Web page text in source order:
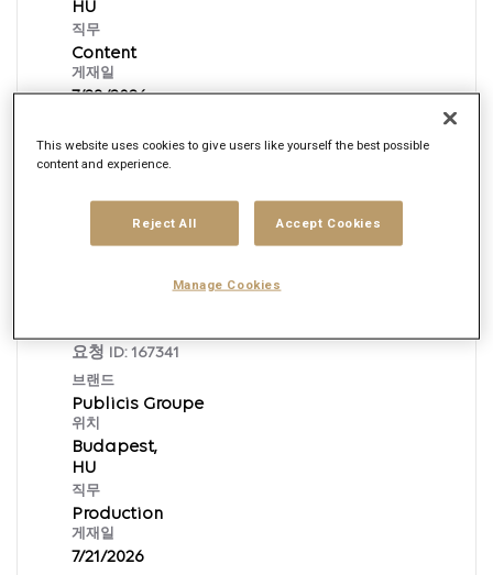
직무
Content
게재일
7/28/2026
Quality Control & Creative Delivery
요청 ID: 167341
브랜드
Publicis Groupe
위치
Budapest,
직무
Production
게재일
7/21/2026
This website uses cookies to give users like yourself the best possible
content and experience.
Reject All Accept Cookies
Manage Cookies